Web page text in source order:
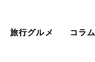
旅行グルメ コラム